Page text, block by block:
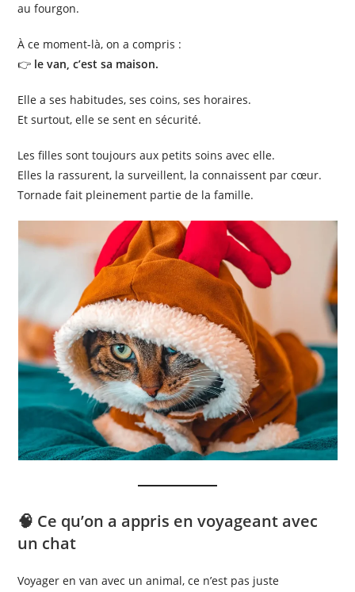
au fourgon.
À ce moment-là, on a compris :
👉 le van, c’est sa maison.
Elle a ses habitudes, ses coins, ses horaires.
Et surtout, elle se sent en sécurité.
Les filles sont toujours aux petits soins avec elle.
Elles la rassurent, la surveillent, la connaissent par cœur.
Tornade fait pleinement partie de la famille.
🧠 Ce qu’on a appris en voyageant avec
un chat
Voyager en van avec un animal, ce n’est pas juste